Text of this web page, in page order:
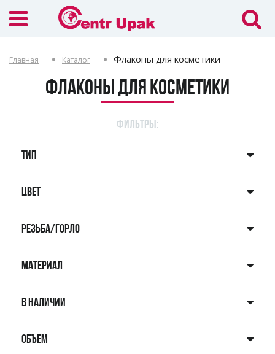
Главная Каталог Флаконы для косметики
Флаконы для косметики
ФИЛЬТРЫ:
ТИП
ЦВЕТ
РЕЗЬБА/ГОРЛО
МАТЕРИАЛ
В НАЛИЧИИ
ОБЪЕМ